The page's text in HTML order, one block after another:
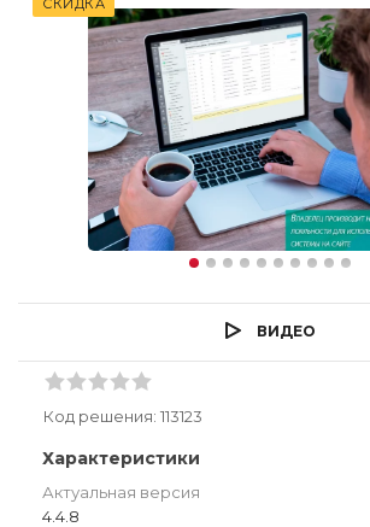
СКИДКА
ВИДЕО
Код решения: 113123
Характеристики
Актуальная версия
4.4.8